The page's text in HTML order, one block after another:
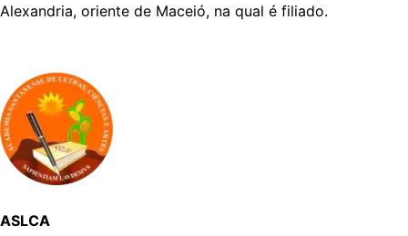
Alexandria, oriente de Maceió, na qual é filiado.
ASLCA